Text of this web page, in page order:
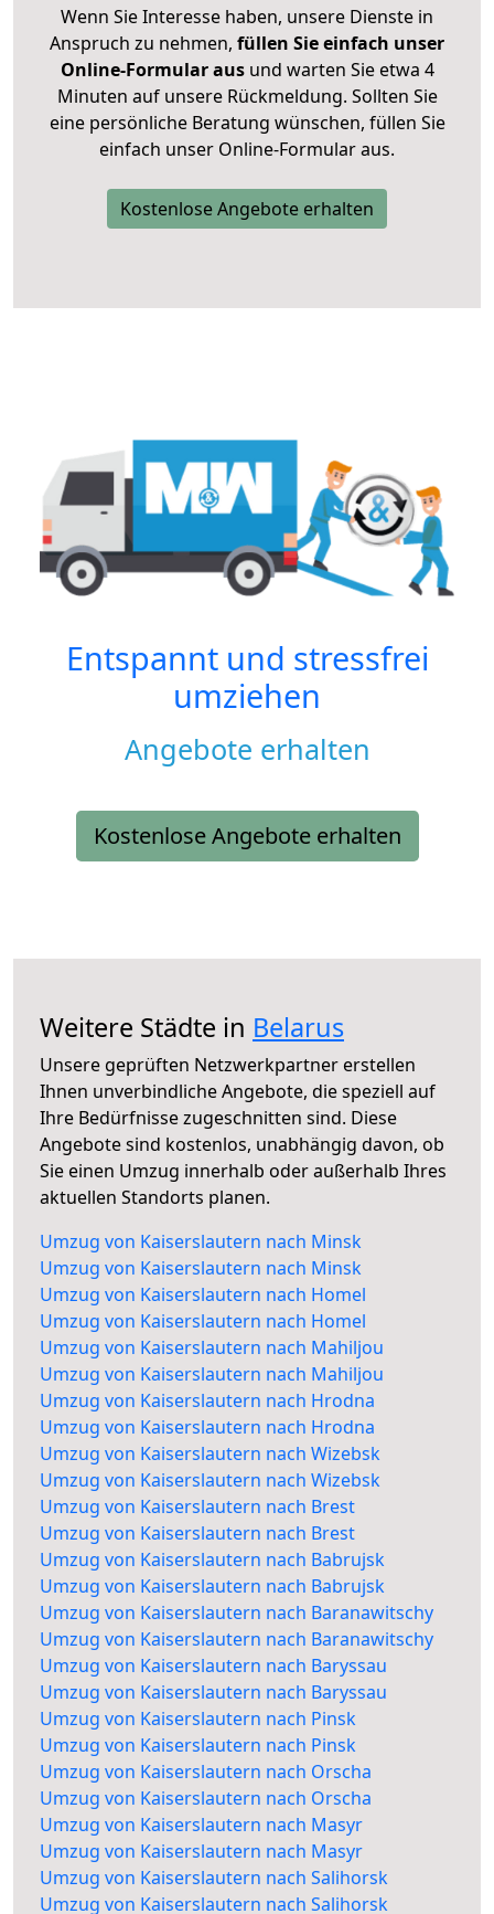
Wenn Sie Interesse haben, unsere Dienste in
Anspruch zu nehmen, füllen Sie einfach unser
Online-Formular ausund warten Sie etwa 4
Minuten auf unsere Rückmeldung. Sollten Sie
eine persönliche Beratung wünschen, füllen Sie
einfach unser Online-Formular aus.
Kostenlose Angebote erhalten
Entspannt und stressfrei
umziehen
Angebote erhalten
Kostenlose Angebote erhalten
Weitere Städte in Belarus
Unsere geprüften Netzwerkpartner erstellen
Ihnen unverbindliche Angebote, die speziell auf
Ihre Bedürfnisse zugeschnitten sind. Diese
Angebote sind kostenlos, unabhängig davon, ob
Sie einen Umzug innerhalb oder außerhalb Ihres
aktuellen Standorts planen.
Umzug von Kaiserslautern nach Minsk
Umzug von Kaiserslautern nach Minsk
Umzug von Kaiserslautern nach Homel
Umzug von Kaiserslautern nach Homel
Umzug von Kaiserslautern nach Mahiljou
Umzug von Kaiserslautern nach Mahiljou
Umzug von Kaiserslautern nach Hrodna
Umzug von Kaiserslautern nach Hrodna
Umzug von Kaiserslautern nach Wizebsk
Umzug von Kaiserslautern nach Wizebsk
Umzug von Kaiserslautern nach Brest
Umzug von Kaiserslautern nach Brest
Umzug von Kaiserslautern nach Babrujsk
Umzug von Kaiserslautern nach Babrujsk
Umzug von Kaiserslautern nach Baranawitschy
Umzug von Kaiserslautern nach Baranawitschy
Umzug von Kaiserslautern nach Baryssau
Umzug von Kaiserslautern nach Baryssau
Umzug von Kaiserslautern nach Pinsk
Umzug von Kaiserslautern nach Pinsk
Umzug von Kaiserslautern nach Orscha
Umzug von Kaiserslautern nach Orscha
Umzug von Kaiserslautern nach Masyr
Umzug von Kaiserslautern nach Masyr
Umzug von Kaiserslautern nach Salihorsk
Umzug von Kaiserslautern nach Salihorsk